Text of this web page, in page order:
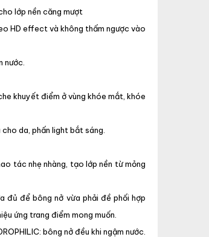
lớp nền căng mượt
HD effect và không thấm ngược vào
nước.
khuyết điểm ở vùng khóe mắt, khóe
da, phấn light bắt sáng.
tác nhẹ nhàng, tạo lớp nền từ mỏng
đủ để bông nở vừa phải đề phối hợp
ứng trang điểm mong muốn.
bông nở đều khi ngậm nước.